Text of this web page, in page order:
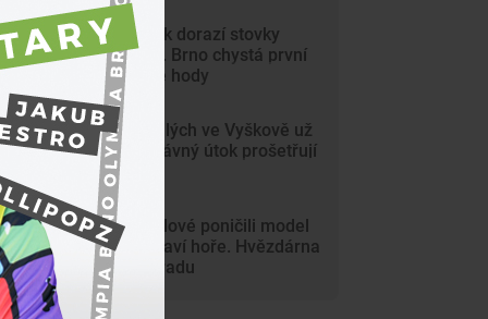
Na Svoboďák dorazí stovky
krojovaných. Brno chystá první
celoměstské hody
Gang nezletilých ve Vyškově už
dořádil. Nedávný útok prošetřují
kriminalisté
Mladí vandalové poničili model
Marsu na Kraví hoře. Hvězdárna
zařídila náhradu